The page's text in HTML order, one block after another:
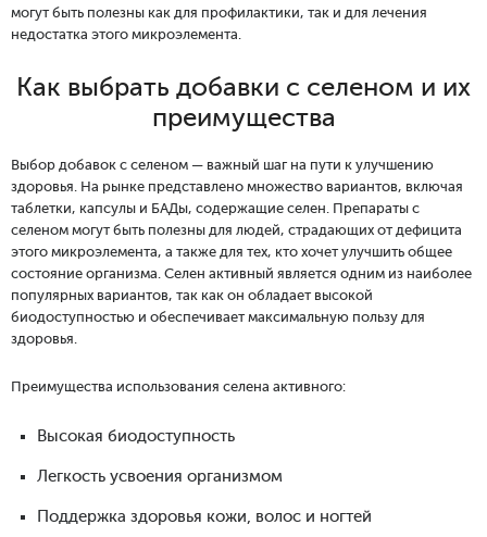
могут быть полезны как для профилактики, так и для лечения
недостатка этого микроэлемента.
Как выбрать добавки с селеном и их
преимущества
Выбор добавок с селеном — важный шаг на пути к улучшению
здоровья. На рынке представлено множество вариантов, включая
таблетки, капсулы и БАДы, содержащие селен. Препараты с
селеном могут быть полезны для людей, страдающих от дефицита
этого микроэлемента, а также для тех, кто хочет улучшить общее
состояние организма. Селен активный является одним из наиболее
популярных вариантов, так как он обладает высокой
биодоступностью и обеспечивает максимальную пользу для
здоровья.
Преимущества использования селена активного:
Высокая биодоступность
Легкость усвоения организмом
Поддержка здоровья кожи, волос и ногтей